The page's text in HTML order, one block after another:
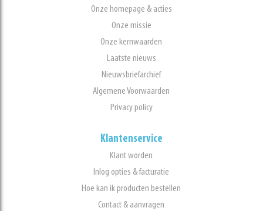
Onze homepage & acties
Onze missie
Onze kernwaarden
Laatste nieuws
Nieuwsbriefarchief
Algemene Voorwaarden
Privacy policy
Klantenservice
Klant worden
Inlog opties & facturatie
Hoe kan ik producten bestellen
Contact & aanvragen